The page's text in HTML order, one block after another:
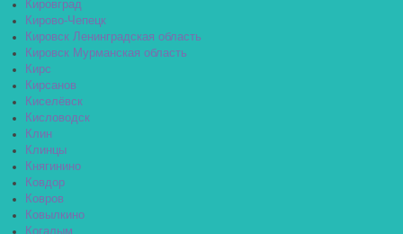
Кировград
Кирово-Чепецк
Кировск Ленинградская область
Кировск Мурманская область
Кирс
Кирсанов
Киселёвск
Кисловодск
Клин
Клинцы
Княгинино
Ковдор
Ковров
Ковылкино
Когалым